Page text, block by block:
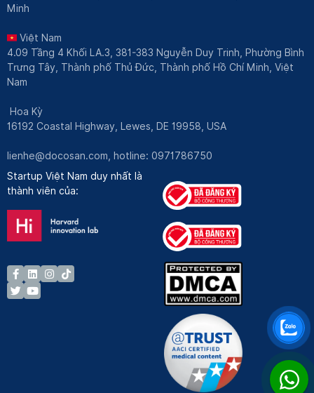
Minh
Việt Nam
4.09 Tầng 4 Khối LA.3, 381-383 Nguyễn Duy Trinh, Phường Bình
Trưng Tây, Thành phố Thủ Đức, Thành phố Hồ Chí Minh, Việt
Nam
Hoa Kỳ
16192 Coastal Highway, Lewes, DE 19958, USA
lienhe@docosan.com , hotline: 0971786750
Startup Việt Nam duy nhất là
thành viên của: